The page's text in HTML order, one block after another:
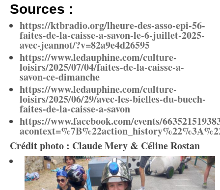
Sources :
https://ktbradio.org/lheure-des-asso-epi-56-
faites-de-la-caisse-a-savon-le-6-juillet-2025-
avec-jeannot/?v=82a9e4d26595
https://www.ledauphine.com/culture-
loisirs/2025/07/04/faites-de-la-caisse-a-
savon-ce-dimanche
https://www.ledauphine.com/culture-
loisirs/2025/06/29/avec-les-bielles-du-buech-
faites-de-la-caisse-a-savon
https://www.facebook.com/events/
Crédit photo : Claude Mery & Céline Rostan